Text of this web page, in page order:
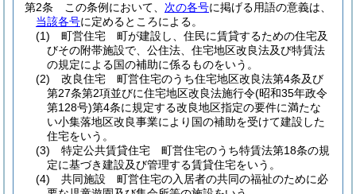
第2条
この条例において、 次の各号に掲げる用語の意義は、
当該各号に定めるところによる。
(1)
町営住宅 町が建設し、住民に賃貸するための住宅及
びその附帯施設で、公住法、住宅地区改良法及び特賃法
の規定による国の補助に係るものをいう。
(2)
改良住宅 町営住宅のうち住宅地区改良法第4条及び
第27条第2項並びに住宅地区改良法施行令(昭和35年政令
第128号)第4条に規定する改良地区指定の要件に満たな
い小集落地区改良事業により国の補助を受けて建設した
住宅をいう。
(3)
特定公共賃貸住宅 町営住宅のうち特賃法第18条の規
定に基づき建設及び管理する賃貸住宅をいう。
(4)
共同施設 町営住宅の入居者の共同の福祉のために必